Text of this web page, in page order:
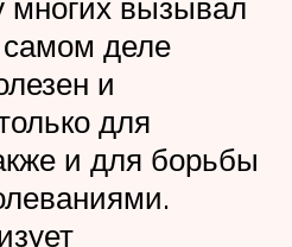
деле
и
для
и для борьбы